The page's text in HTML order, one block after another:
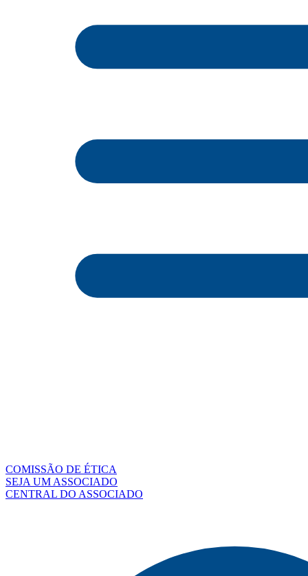
COMISSÃO DE ÉTICA
SEJA UM ASSOCIADO
CENTRAL DO ASSOCIADO